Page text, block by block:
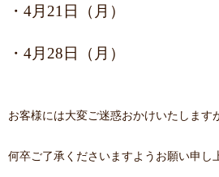
・4月21日（月）
・4月28日（月）
お客様には大変ご迷惑おかけいたします
何卒ご了承くださいますようお願い申し